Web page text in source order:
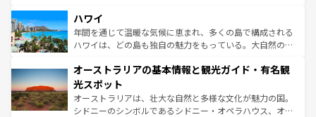
着のスイス情報は
のような巨大都市は、観光、ショッピング、エンターテイ
ンメントが詰まった刺激的なスポットだ。一方、アメリカ
西部には大自然が広がり、グランドキャニオンやイエロー
部のニューオーリンズでは、音楽と美食が融合した独特の
文化が魅力。旅行者はアメリカの各地域で異なる魅力を楽
しみながら、その多様性と豊かな歴史を感じることができ
るだろう。車でのロードトリップや列車の旅も、アメリカ
ハワイ
年間を通じて温暖な気候に恵まれ、多くの島で構成される
ハワイは、どの島も独自の魅力をもっている。大自然の神
ワイ島は見逃せない。また、定番の観光地といえばオアフ
島だが、静かな自然を求めるならマウイ島やカウアイ島が
おすすめ。エメラルドグリーンに輝く海をはじめ、豊かな
文化や歴史が息づいている。「アロハスピリット」と呼ば
オーストラリアの基本情報と観光ガイド・有名観
光スポット
オーストラリアは、壮大な自然と多様な文化が魅力の国。
シドニーのシンボルであるシドニー・オペラハウス、オー